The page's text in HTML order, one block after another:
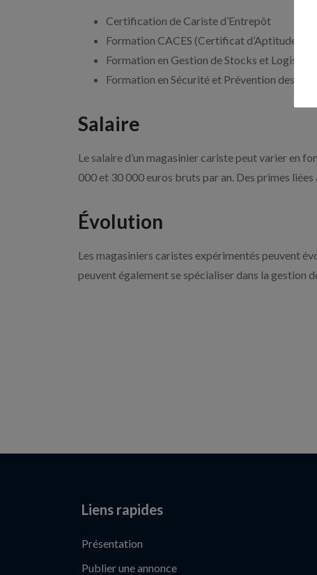
Certification de Cariste d’Entrepôt
Formation CACES (Certificat d’Aptitude à
Formation en Gestion de Stocks et Logistique
Formation en Sécurité et Prévention des
Salaire
Le salaire d’un magasinier cariste peut varier en
000 et 30 000 euros bruts par an. Des primes
Évolution
Les magasiniers caristes expérimentés peuvent
peuvent également se spécialiser dans la gestion
Liens rapides
Présentation
Publier une annonce